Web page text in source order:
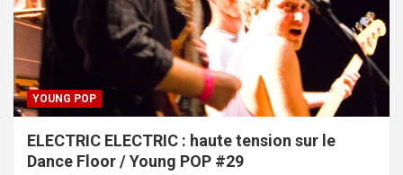
YOUNG POP
ELECTRIC ELECTRIC : haute tension sur le
Dance Floor / Young POP #29